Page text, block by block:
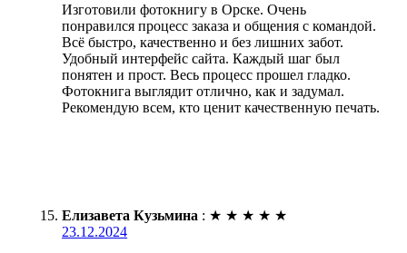
Изготовили фотокнигу в Орске. Очень
понравился процесс заказа и общения с командой.
Всё быстро, качественно и без лишних забот.
Удобный интерфейс сайта. Каждый шаг был
понятен и прост. Весь процесс прошел гладко.
Фотокнига выглядит отлично, как и задумал.
Рекомендую всем, кто ценит качественную печать.
Елизавета Кузьмина : ★ ★ ★ ★ ★
23.12.2024